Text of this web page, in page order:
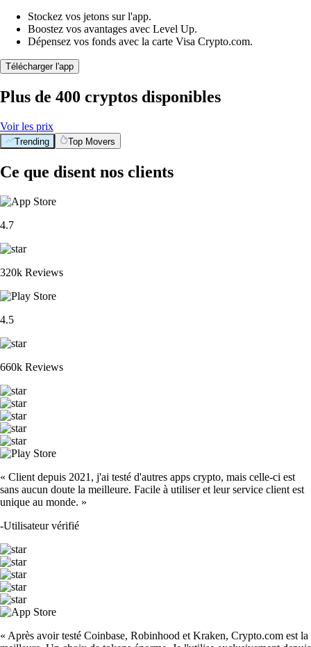
Stockez vos jetons sur l'app.
Boostez vos avantages avec Level Up.
Dépensez vos fonds avec la carte Visa Crypto.com.
Télécharger l'app
Plus de 400 cryptos disponibles
Voir les prix
Trending Top Movers
Ce que disent nos clients
4.7
320k Reviews
4.5
660k Reviews
« Client depuis 2021, j'ai testé d'autres apps crypto, mais celle-ci est
sans aucun doute la meilleure. Facile à utiliser et leur service client est
unique au monde. »
-Utilisateur vérifié
« Après avoir testé Coinbase, Robinhood et Kraken, Crypto.com est la